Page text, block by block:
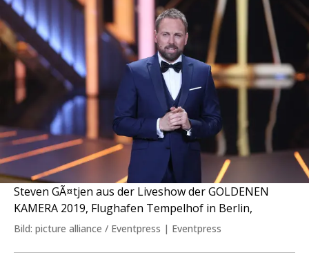
Steven GÃ¤tjen aus der Liveshow der GOLDENEN
KAMERA 2019, Flughafen Tempelhof in Berlin,
Bild: picture alliance / Eventpress | Eventpress